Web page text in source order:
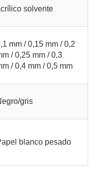
solvente
mm / 0,15 mm / 0,2
/ 0,25 mm / 0,3
/ 0,4 mm / 0,5 mm
gris
blanco pesado